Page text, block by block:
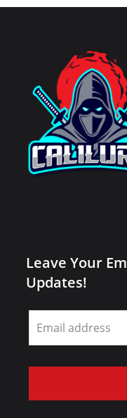
Leave Your
Updates!
Leave
this
field
blank